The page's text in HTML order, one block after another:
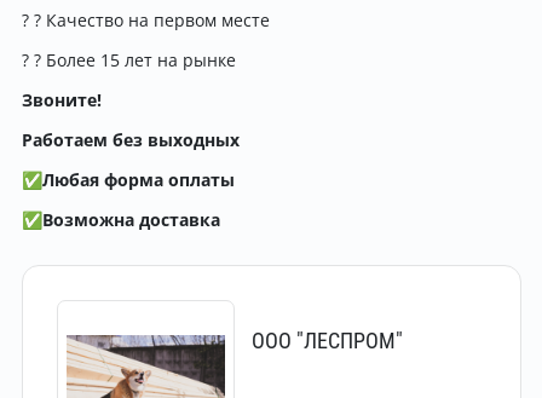
? ? Качество на первом месте
? ? Более 15 лет на рынке
Звоните!
Работаем без выходных
✅Любая форма оплаты
✅Возможна доставка
ООО "ЛЕСПРОМ"